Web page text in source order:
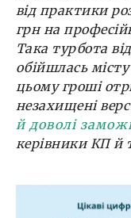
від практики
грн на
Така турбота
обійшлась
цьому гроші
незахищені
й доволі
керівники КП й